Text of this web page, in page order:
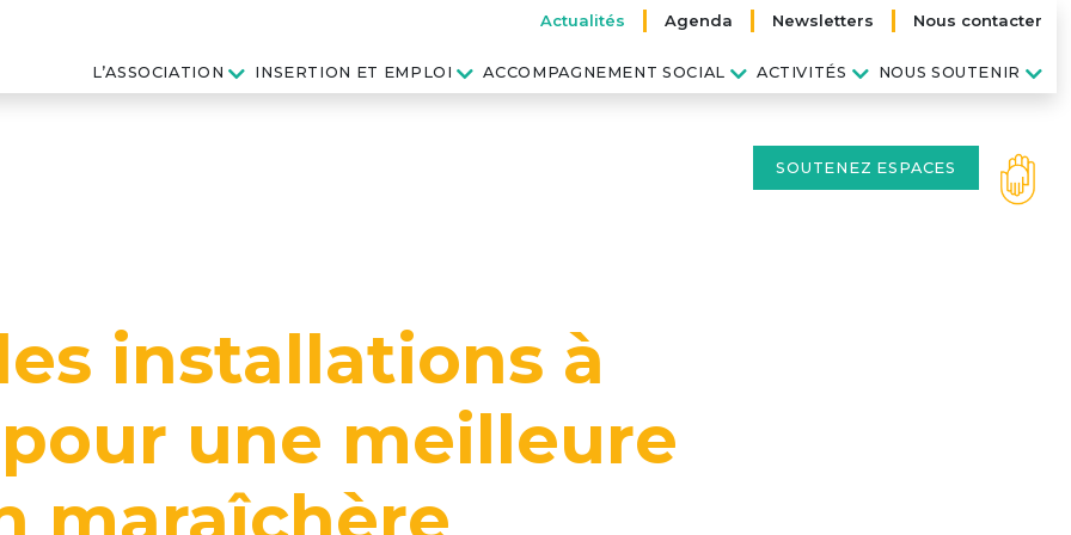
Nous contacter
Newsletters
Agenda
Actualités
L’ASSOCIATION INSERTION ET EMPLOI ACCOMPAGNEMENT SOCIAL ACTIVITÉS NOUS SOUTENIR
SOUTENEZ ESPACES
installations à
une meilleure